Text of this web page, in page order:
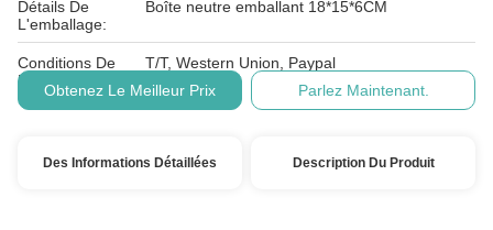
Détails De
L'emballage:
Boîte neutre emballant 18*15*6CM
Conditions De
Paiement:
T/T, Western Union, Paypal
Obtenez Le Meilleur Prix
Parlez Maintenant.
Des Informations Détaillées Description Du Produit